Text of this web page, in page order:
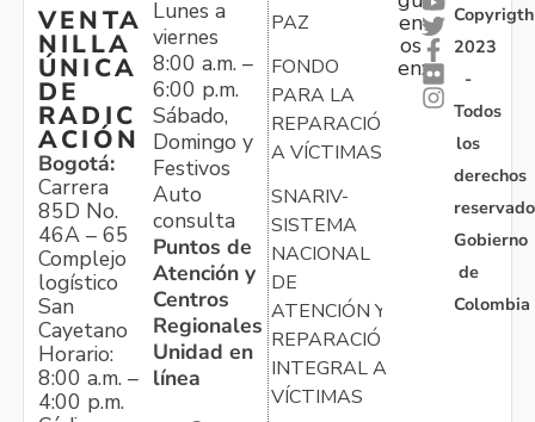
VENTA
NILLA
ÚNICA
DE
RADIC
ACIÓN
Bogotá:
Carrera
85D No.
46A – 65
Complejo
logístico
San
Cayetano
Horario:
8:00 a.m. –
4:00 p.m.
Lunes a
viernes
8:00 a.m. –
6:00 p.m.
Sábado,
Domingo y
Festivos
Auto
consulta
Puntos de
Atención y
Centros
Regionales
Unidad en
línea
PAZ
FONDO
PARA LA
REPARACIÓN
A VÍCTIMAS
SNARIV-
SISTEMA
NACIONAL
DE
ATENCIÓN Y
REPARACIÓN
INTEGRAL A
VÍCTIMAS
en
os
en:
Copyrigth
2023
-
Todos
los
derechos
Gobierno
de
Colombia